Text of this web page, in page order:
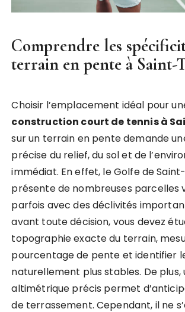
Comprendre les
terrain en pente à Saint-
Choisir l’emplacement idéal pour
construction court de tennis à
sur un terrain en pente demande
précise du relief, du sol et de
immédiat. En effet, le Golfe de
présente de nombreuses parcelles
parfois avec des déclivités
avant toute décision, vous devez
topographie exacte du terrain,
pourcentage de pente et identifier
naturellement plus stables. De plus,
altimétrique précis permet
de terrassement. Cependant, il ne